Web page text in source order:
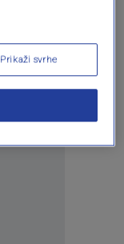
Prikaži svrhe